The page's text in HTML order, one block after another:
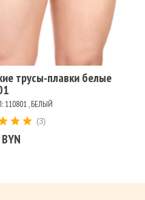
78-82
СИНИЙ
трусы-плавки белые
110801 , БЕЛЫЙ
(3)